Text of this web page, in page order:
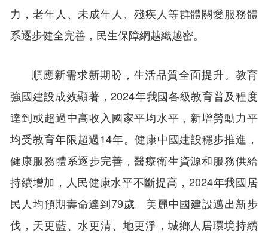
力，老年人、未成年人、殘疾人等群體關愛服務體
系逐步健全完善，民生保障網越織越密。
順應新需求新期盼，生活品質全面提升。教育
強國建設成效顯著，2024年我國各級教育普及程度
達到或超過中高收入國家平均水平，新增勞動力平
均受教育年限超過14年。健康中國建設穩步推進，
健康服務體系逐步完善，醫療衛生資源和服務供給
持續增加，人民健康水平不斷提高，2024年我國居
民人均預期壽命達到79歲。美麗中國建設邁出新步
伐，天更藍、水更清、地更淨，城鄉人居環境持續